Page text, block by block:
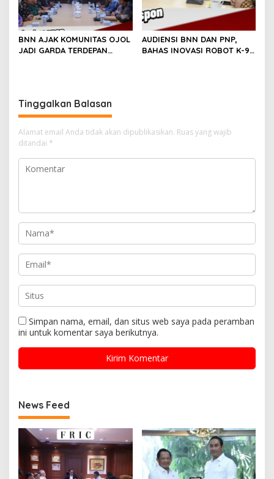
BNN AJAK KOMUNITAS OJOL
JADI GARDA TERDEPAN
AUDIENSI BNN DAN PNP,
BAHAS INOVASI ROBOT K-9
Tinggalkan Balasan
Alamat email Anda tidak akan dipublikasikan. Ruas yang wajib
ditandai *
Simpan nama, email, dan situs web saya pada peramban
ini untuk komentar saya berikutnya.
News Feed